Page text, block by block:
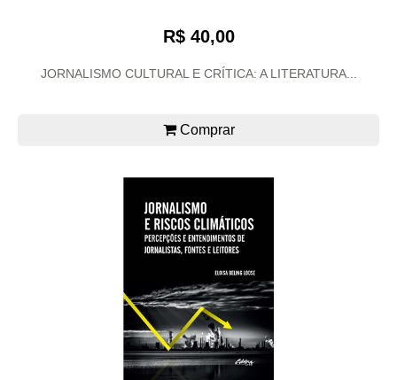
R$ 40,00
JORNALISMO CULTURAL E CRÍTICA: A LITERATURA...
Comprar